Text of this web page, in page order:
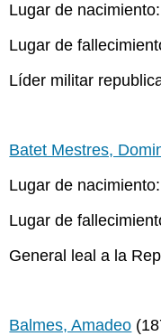
Lugar de nacimiento:
Lugar de
Líder militar
Batet Mestres,
Lugar de
Lugar de
General leal a la
Balmes, Amadeo